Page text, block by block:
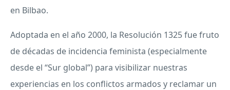
en Bilbao.
Adoptada en el año 2000, la Resolución 1325 fue fruto
de décadas de incidencia feminista (especialmente
desde el “Sur global”) para visibilizar nuestras
experiencias en los conflictos armados y reclamar un